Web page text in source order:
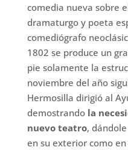
comedia nueva sobre
dramaturgo y poeta
comediógrafo
1802 se produce un
pie solamente la
noviembre del año
Hermosilla dirigió al
demostrando la
nuevo teatro,
en su exterior como